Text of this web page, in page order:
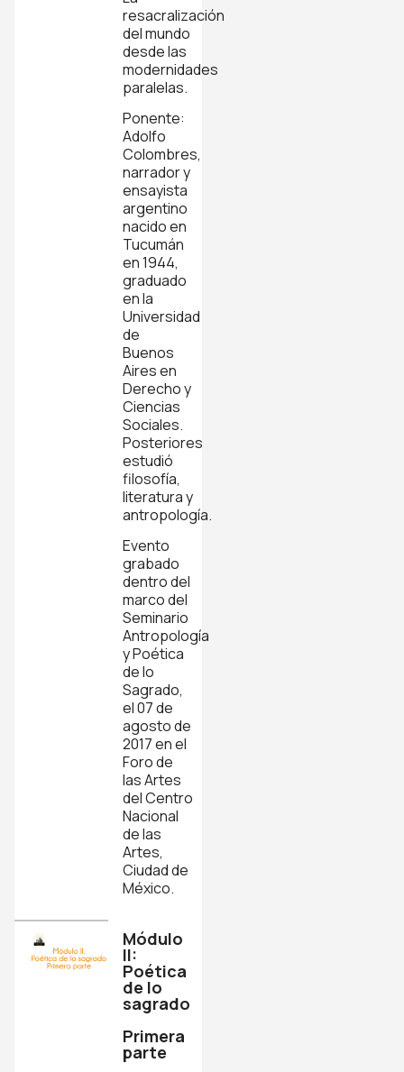
resacralización
del mundo
desde las
modernidades
paralelas.
Ponente:
Adolfo
Colombres,
narrador y
ensayista
argentino
nacido en
Tucumán
en 1944,
graduado
en la
Universidad
de
Buenos
Aires en
Derecho y
Ciencias
Sociales.
Posteriores
estudió
filosofía,
literatura y
antropología.
Evento
grabado
dentro del
marco del
Seminario
Antropología
y Poética
de lo
Sagrado,
el 07 de
agosto de
2017 en el
Foro de
las Artes
del Centro
Nacional
de las
Artes,
Ciudad de
México.
Módulo
II:
Poética
de lo
sagrado
Primera
parte